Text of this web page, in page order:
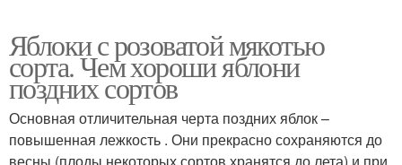
Яблоки с розоватой мякотью
сорта. Чем хороши яблони
поздних сортов
Основная отличительная черта поздних яблок –
повышенная лежкость . Они прекрасно сохраняются до